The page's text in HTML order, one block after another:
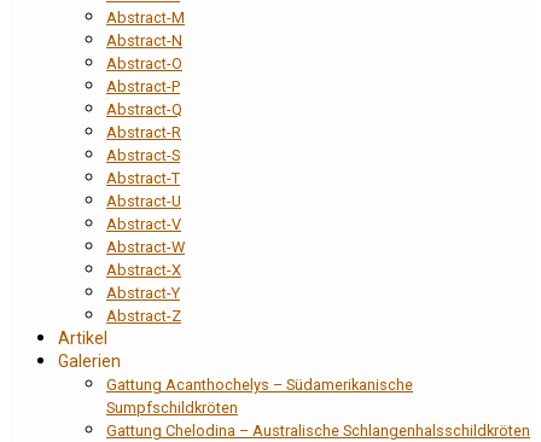
Abstract-M
Abstract-N
Abstract-O
Abstract-P
Abstract-Q
Abstract-R
Abstract-S
Abstract-T
Abstract-U
Abstract-V
Abstract-W
Abstract-X
Abstract-Y
Abstract-Z
Artikel
Galerien
Gattung Acanthochelys – Südamerikanische
Sumpfschildkröten
Gattung Chelodina – Australische Schlangenhalsschildkröten